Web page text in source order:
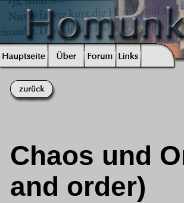
Chaos und
and order)